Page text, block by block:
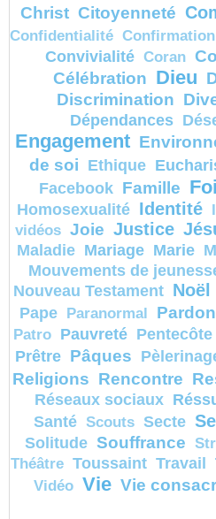
selon sa
Amen, je
certains
mort
avant
l’homme
venir
–
de Dieu.
Christ Citoyenneté
Confidentialité Confirmation
Convivialité Coran
Célébration Dieu
Discrimination
Dépendances
Engagement
de soi Ethique
Facebook Famille
Homosexualité Identité
vidéos Joie Justice
Maladie Mariage Marie
Mouvements de
Nouveau Testament Noël
Pape Paranormal Pardon
Patro Pauvreté Pentecôte
Prêtre Pâques
Religions Rencontre
Réseaux sociaux
Santé Scouts Secte
Solitude Souffrance
Théâtre Toussaint Travail
Vidéo Vie Vie